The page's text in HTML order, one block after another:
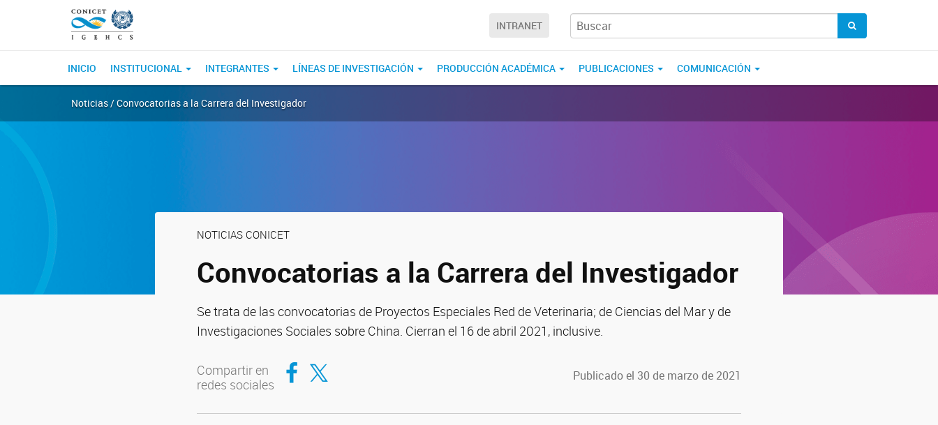
INTRANET
INICIO INSTITUCIONAL INTEGRANTES LÍNEAS DE INVESTIGACIÓN PRODUCCIÓN ACADÉMICA PUBLICACIONES COMUNICACIÓN
Noticias / Convocatorias a la Carrera del Investigador
NOTICIAS CONICET
Convocatorias a la Carrera del Investigador
Se trata de las convocatorias de Proyectos Especiales Red de Veterinaria; de Ciencias del Mar y de
Investigaciones Sociales sobre China. Cierran el 16 de abril 2021, inclusive.
Compartir en
redes sociales
Compartir en Facebook
Compartir en Twitter Publicado el 30 de marzo de 2021